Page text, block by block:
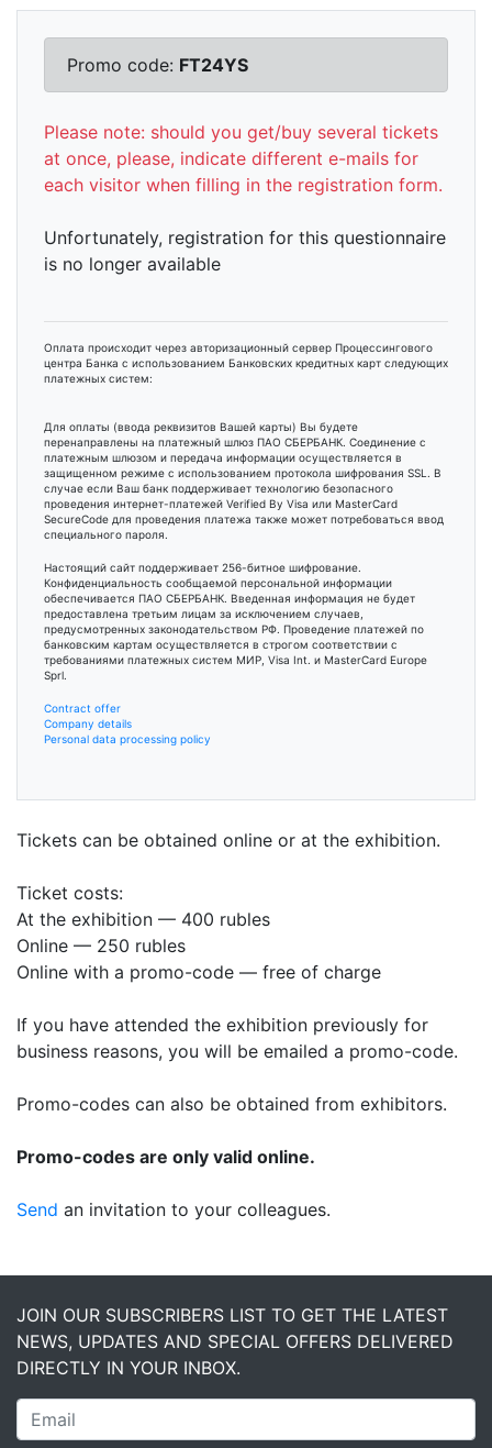
Promo code: FT24YS
Please note: should you get/buy several tickets
at once, please, indicate different e-mails for
each visitor when filling in the registration form.
Unfortunately, registration for this questionnaire
is no longer available
Оплата происходит через авторизационный сервер Процессингового
центра Банка с использованием Банковских кредитных карт следующих
платежных систем:
Для оплаты (ввода реквизитов Вашей карты) Вы будете
перенаправлены на платежный шлюз ПАО СБЕРБАНК. Соединение с
платежным шлюзом и передача информации осуществляется в
защищенном режиме с использованием протокола шифрования SSL. В
случае если Ваш банк поддерживает технологию безопасного
проведения интернет-платежей Verified By Visa или MasterCard
SecureCode для проведения платежа также может потребоваться ввод
специального пароля.
Настоящий сайт поддерживает 256-битное шифрование.
Конфиденциальность сообщаемой персональной информации
обеспечивается ПАО СБЕРБАНК. Введенная информация не будет
предоставлена третьим лицам за исключением случаев,
предусмотренных законодательством РФ. Проведение платежей по
банковским картам осуществляется в строгом соответствии с
требованиями платежных систем МИР, Visa Int. и MasterCard Europe
Sprl.
Contract offer
Company details
Personal data processing policy
Tickets can be obtained online or at the exhibition.
Ticket costs:
At the exhibition — 400 rubles
Online — 250 rubles
Online with a promo-code — free of charge
If you have attended the exhibition previously for
business reasons, you will be emailed a promo-code.
Promo-codes can also be obtained from exhibitors.
Promo-codes are only valid online.
Send an invitation to your colleagues.
JOIN OUR SUBSCRIBERS LIST TO GET THE LATEST
NEWS, UPDATES AND SPECIAL OFFERS DELIVERED
DIRECTLY IN YOUR INBOX.